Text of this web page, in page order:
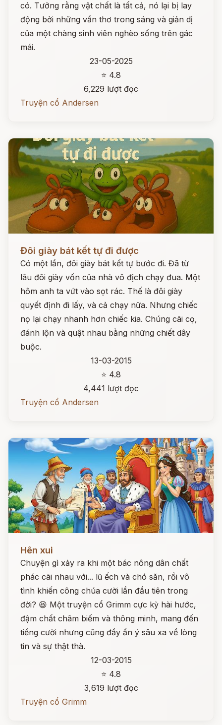
có. Tưởng rằng vật chất là tất cả, nó lại bị lay
động bởi những vần thơ trong sáng và giản dị
của một chàng sinh viên nghèo sống trên gác
mái.
23-05-2025
⭐ 4.8
6,229 lượt đọc
Truyện cổ Andersen
Đôi giày bát kết tự đi được
Có một lần, đôi giày bát kết tự bước đi. Đã từ
lâu đôi giày vốn của nhà vô địch chạy đua. Một
hôm anh ta vứt vào sọt rác. Thế là đôi giày
quyết định đi lấy, và cả chạy nữa. Nhưng chiếc
nọ lại chạy nhanh hơn chiếc kia. Chúng cãi cọ,
đánh lộn và quật nhau bằng những chiết dây
buộc.
13-03-2015
⭐ 4.8
4,441 lượt đọc
Truyện cổ Andersen
Hên xui
Chuyện gì xảy ra khi một bác nông dân chất
phác cãi nhau với... lũ ếch và chó săn, rồi vô
tình khiến công chúa cười lần đầu tiên trong
đời? 😆 Một truyện cổ Grimm cực kỳ hài hước,
đậm chất châm biếm và thông minh, mang đến
tiếng cười nhưng cũng đầy ẩn ý sâu xa về lòng
tin và sự thật thà.
12-03-2015
⭐ 4.8
3,619 lượt đọc
Truyện cổ Grimm